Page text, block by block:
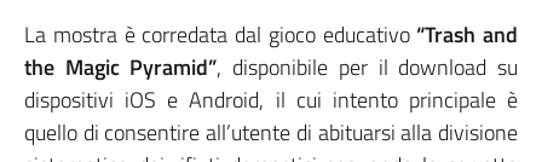
La mostra è corredata dal gioco educativo “Trash and
the Magic Pyramid”, disponibile per il download su
dispositivi iOS e Android, il cui intento principale è
quello di consentire all’utente di abituarsi alla divisione